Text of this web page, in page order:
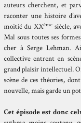
auteurs cherchent, et
raconter une histoire
moitié du XXèmesiècle,
Mal sous toutes ses
cher à Serge Lehman.
collective entrent en
grand plaisir intellectuel.
scène de ces théories,
nouvelle, mais garde un
Cet épisode est donc